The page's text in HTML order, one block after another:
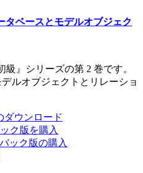
ベースとモデルオブジェク
級』シリーズの第 2 巻です。
ルオブジェクトとリレーショ
ダウンロード
ク版を購入
ック版の購入